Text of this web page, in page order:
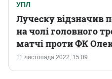
УПЛ
11 листопада 2022, 15:09
Луческу відзначив
на чолі головного
матчі проти ФК